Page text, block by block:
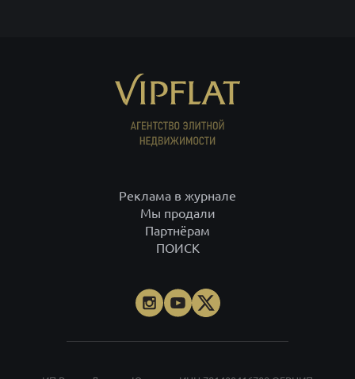
Реклама в журнале
Мы продали
Партнёрам
ПОИСК